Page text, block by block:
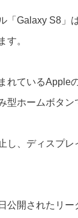
「Galaxy S8」
す。
れているApple
ホームボタン
し、ディスプ
公開されたリ